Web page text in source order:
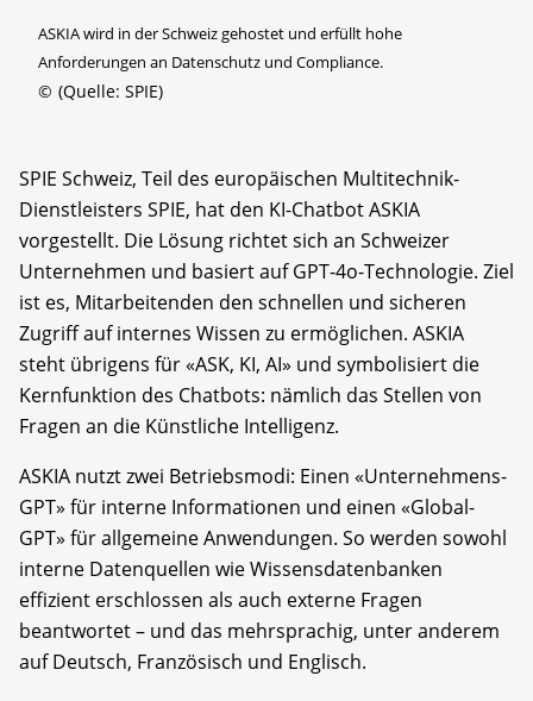
ASKIA wird in der Schweiz gehostet und erfüllt hohe
Anforderungen an Datenschutz und Compliance.
© (Quelle: SPIE)
SPIE Schweiz, Teil des europäischen Multitechnik-
Dienstleisters SPIE, hat den KI-Chatbot ASKIA
vorgestellt. Die Lösung richtet sich an Schweizer
Unternehmen und basiert auf GPT-4o-Technologie. Ziel
ist es, Mitarbeitenden den schnellen und sicheren
Zugriff auf internes Wissen zu ermöglichen. ASKIA
steht übrigens für «ASK, KI, AI» und symbolisiert die
Kernfunktion des Chatbots: nämlich das Stellen von
Fragen an die Künstliche Intelligenz.
ASKIA nutzt zwei Betriebsmodi: Einen «Unternehmens-
GPT» für interne Informationen und einen «Global-
GPT» für allgemeine Anwendungen. So werden sowohl
interne Datenquellen wie Wissensdatenbanken
effizient erschlossen als auch externe Fragen
beantwortet – und das mehrsprachig, unter anderem
auf Deutsch, Französisch und Englisch.